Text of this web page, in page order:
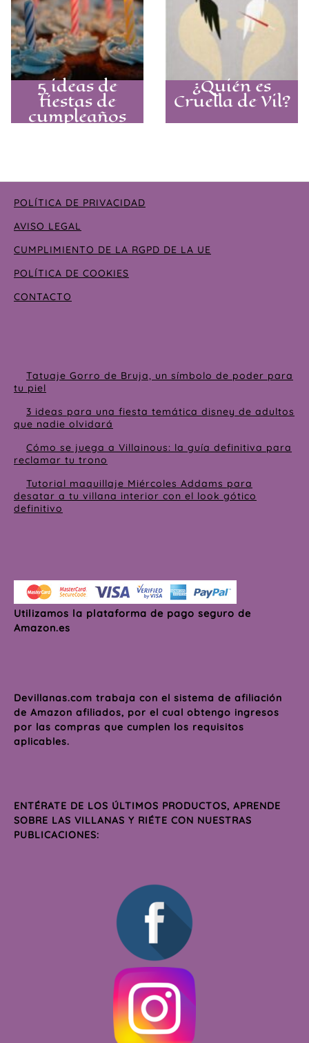
definitivo
5 ideas de
fiestas de
cumpleaños
originales para
¿Quién es
Cruella de Vil?
POLÍTICA DE PRIVACIDAD
AVISO LEGAL
CUMPLIMIENTO DE LA RGPD DE LA UE
POLÍTICA DE COOKIES
CONTACTO
Tatuaje Gorro de Bruja, un símbolo de poder para
tu piel
3 ideas para una fiesta temática disney de adultos
que nadie olvidará
Cómo se juega a Villainous: la guía definitiva para
reclamar tu trono
Tutorial maquillaje Miércoles Addams para
desatar a tu villana interior con el look gótico
definitivo
Utilizamos la plataforma de pago seguro de
Amazon.es
Devillanas.com trabaja con el sistema de afiliación
de Amazon afiliados, por el cual obtengo ingresos
por las compras que cumplen los requisitos
aplicables.
ENTÉRATE DE LOS ÚLTIMOS PRODUCTOS, APRENDE
SOBRE LAS VILLANAS Y RIÉTE CON NUESTRAS
PUBLICACIONES: